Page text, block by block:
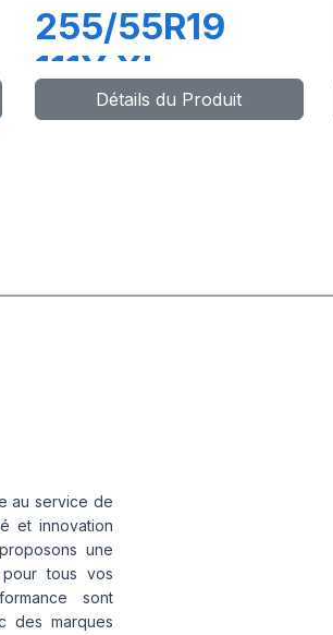
255/55R19
111Y XL
COMPETUS
Détails du Produit
au service de
et innovation
une
tous vos
sont
des marques